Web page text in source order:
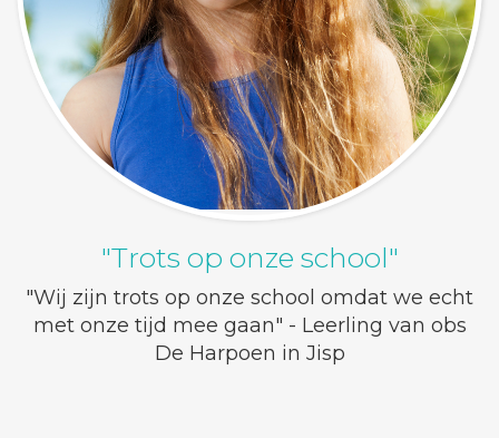
"Trots op onze school"
"Wij zijn trots op onze school omdat we echt
met onze tijd mee gaan" - Leerling van obs
De Harpoen in Jisp